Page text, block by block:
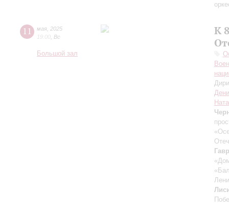
11 мая 2025
19:00 Вс
Большой зал
К